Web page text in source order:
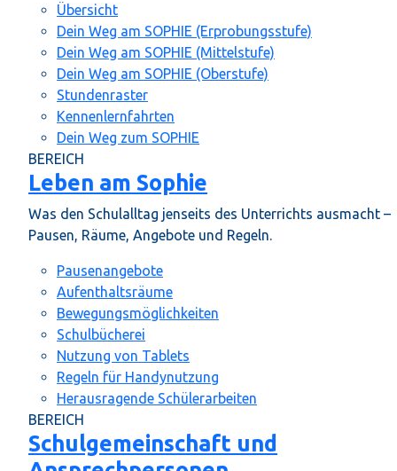
Übersicht
Dein Weg am SOPHIE (Erprobungsstufe)
Dein Weg am SOPHIE (Mittelstufe)
Dein Weg am SOPHIE (Oberstufe)
Stundenraster
Kennenlernfahrten
Dein Weg zum SOPHIE
BEREICH
Leben am Sophie
Was den Schulalltag jenseits des Unterrichts ausmacht –
Pausen, Räume, Angebote und Regeln.
Pausenangebote
Aufenthaltsräume
Bewegungsmöglichkeiten
Schulbücherei
Nutzung von Tablets
Regeln für Handynutzung
Herausragende Schülerarbeiten
BEREICH
Schulgemeinschaft und